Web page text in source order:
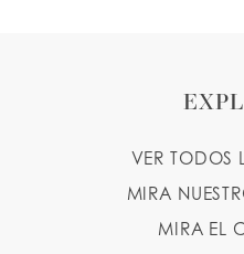
VER TODOS
MIRA
MIRA EL